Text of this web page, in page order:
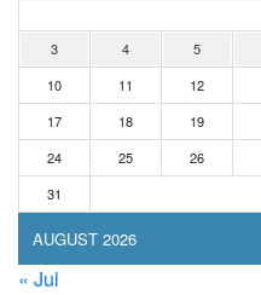
AUGUST 2026
3
4 5
10
11 12
17
18 19
24
25 26
31
« Jul